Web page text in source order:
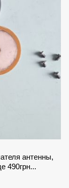
антенны,
490грн...